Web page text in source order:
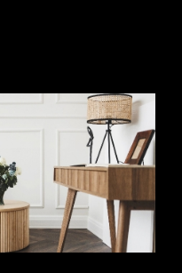
demande une
Nous
complet, de
de la vente. Nous
de marketing